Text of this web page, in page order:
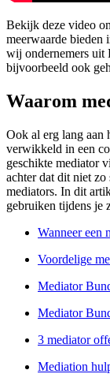
Bekijk deze video
meerwaarde bieden
wij ondernemers uit
bijvoorbeeld ook
Waarom
Ook al erg lang aan
verwikkeld in een
geschikte mediator
achter dat dit niet
mediators. In dit
gebruiken tijdens je
Wanneer een
Voordelige
Mediator
Mediator
3 mediator
Mediation